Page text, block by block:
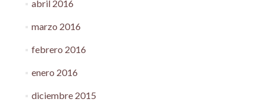
abril 2016
marzo 2016
febrero 2016
enero 2016
diciembre 2015